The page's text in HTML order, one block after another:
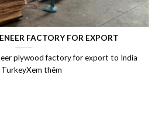
VENEER LUMBER (LVL)
Veneer Lumber, LVL plywood
Vietnam plywood exportXem thêm